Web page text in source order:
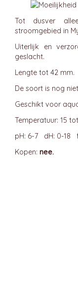
Tot dusver
stroomgebied in
Uiterlijk en
geslacht.
Lengte tot 42 mm.
De soort is nog
Geschikt voor
Temperatuur: 15
pH: 6-7 dH: 0-18
Kopen: nee.